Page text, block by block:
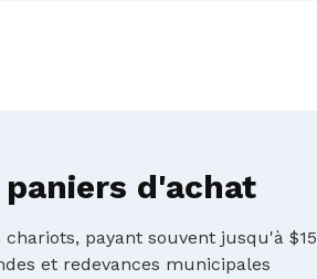
d'achat
payant souvent jusqu'à $15
et redevances municipales